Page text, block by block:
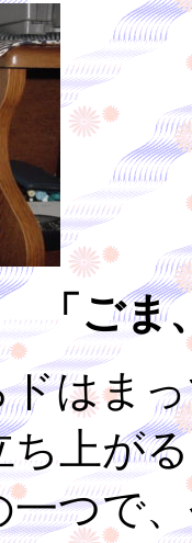
ごま
はまっ
上が
つで